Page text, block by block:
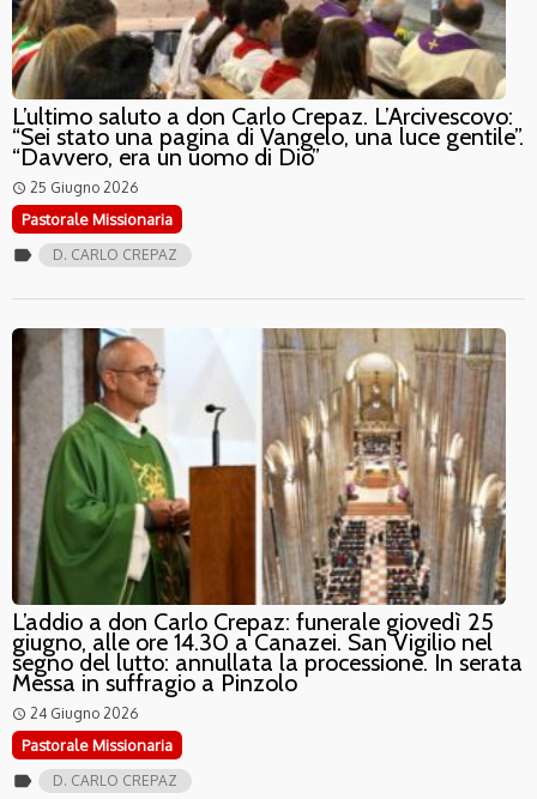
L’ultimo saluto a don Carlo Crepaz. L’Arcivescovo:
“Sei stato una pagina di Vangelo, una luce gentile”.
“Davvero, era un uomo di Dio”
access_time 25 Giugno 2026
Pastorale Missionaria
label D. CARLO CREPAZ
L’addio a don Carlo Crepaz: funerale giovedì 25
giugno, alle ore 14.30 a Canazei. San Vigilio nel
segno del lutto: annullata la processione. In serata
Messa in suffragio a Pinzolo
access_time 24 Giugno 2026
Pastorale Missionaria
label D. CARLO CREPAZ